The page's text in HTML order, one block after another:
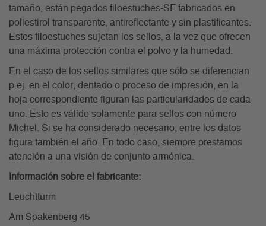
tamaño, están pegados filoestuches-SF fabricados en
poliestirol transparente, antireflectante y sin plastificantes.
Estos filoestuches sujetan los sellos, a la vez que ofrecen
una máxima protección contra el polvo y la humedad.
En el caso de los sellos similares que sólo se diferencian
p.ej. en el color, dentado o proceso de impresión, en la
hoja correspondiente figuran las particularidades de cada
uno. Esto es válido solamente para sellos con número
Michel. Si se ha considerado necesario, entre los datos
figura también el año. En todo caso, siempre prestamos
atención a una visión de conjunto armónica.
Información sobre el fabricante:
Leuchtturm
Am Spakenberg 45